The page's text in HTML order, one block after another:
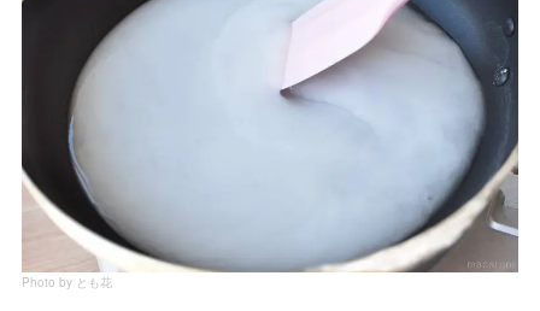
Photo by とも花